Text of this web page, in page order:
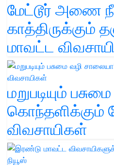
மேட்டூர் அணை
காத்திருக்கும்
மாவட்ட
மறுபடியும்
விவசாயிகள்